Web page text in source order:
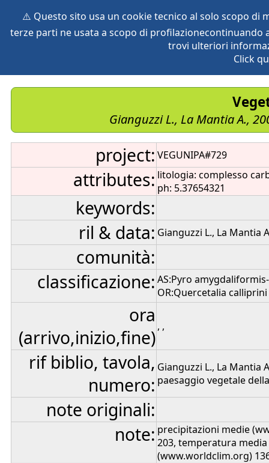
⚠️ Questo sito usa un cookie tecnico al solo scopo di
terze parti ne usata a scopo di
trovi ulteriori
Click
vegetation global db
Gianguzzi L., La Mantia A.,
project: VEGUNIPA#729
attributes: litologia: complesso
ph: 5.37654321
keywords:
ril & data: Gianguzzi L., La Mantia
comunità:
classificazione: AS:Pyro
OR:Quercetalia
ora
(arrivo,inizio,fine), ,
rif biblio, tavola,
numero:
Gianguzzi L., La Mantia
paesaggio vegetale
note originali:
note: precipitazioni medie
203, temperatura
(www.worldclim.org)